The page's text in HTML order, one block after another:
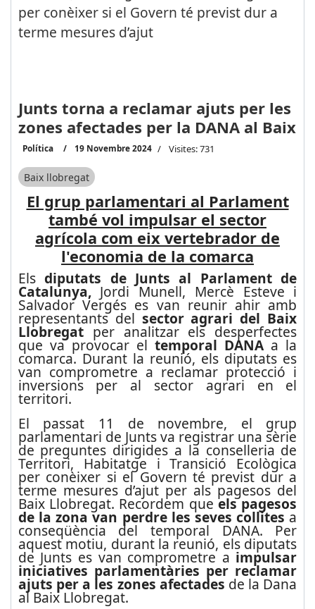
Junts torna a reclamar ajuts per les
zones afectades per la DANA al Baix
Política 19 Novembre 2024 Visites: 731
Baix llobregat
El grup parlamentari al Parlament
també vol impulsar el sector
agrícola com eix vertebrador de
l'economia de la comarca
Elsdiputats de Junts al Parlament de
Catalunya,Jordi Munell, Mercè Esteve i
Salvador Vergés es van reunir ahir amb
representants del sector agrari del Baix
Llobregat per analitzar els desperfectes
que va provocar eltemporal DANA a la
comarca. Durant la reunió, els diputats es
van comprometre a reclamar protecció i
inversions per al sector agrari en el
territori.
El passat 11 de novembre, el grup
parlamentari de Junts va registrar una sèrie
de preguntes dirigides a la conselleria de
Territori, Habitatge i Transició Ecològica
per conèixer si el Govern té previst dur a
terme mesures d’ajut per als pagesos del
Baix Llobregat. Recordem queels pagesos
de la zona van perdre les seves collites a
conseqüència del temporal DANA. Per
aquest motiu, durant la reunió, els diputats
de Junts es van comprometre a impulsar
iniciatives parlamentàries per reclamar
ajuts per a les zones afectades de la Dana
al Baix Llobregat.